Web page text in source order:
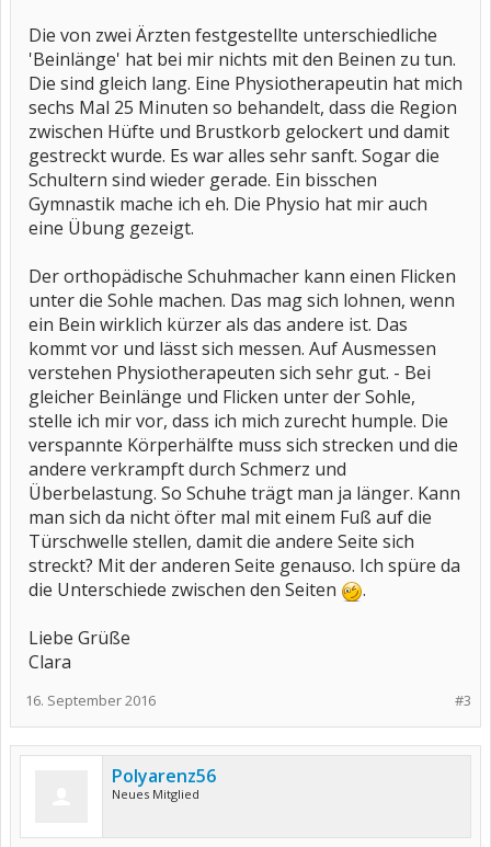
Die von zwei Ärzten festgestellte unterschiedliche
'Beinlänge' hat bei mir nichts mit den Beinen zu tun.
Die sind gleich lang. Eine Physiotherapeutin hat mich
sechs Mal 25 Minuten so behandelt, dass die Region
zwischen Hüfte und Brustkorb gelockert und damit
gestreckt wurde. Es war alles sehr sanft. Sogar die
Schultern sind wieder gerade. Ein bisschen
Gymnastik mache ich eh. Die Physio hat mir auch
eine Übung gezeigt.
Der orthopädische Schuhmacher kann einen Flicken
unter die Sohle machen. Das mag sich lohnen, wenn
ein Bein wirklich kürzer als das andere ist. Das
kommt vor und lässt sich messen. Auf Ausmessen
verstehen Physiotherapeuten sich sehr gut. - Bei
gleicher Beinlänge und Flicken unter der Sohle,
stelle ich mir vor, dass ich mich zurecht humple. Die
verspannte Körperhälfte muss sich strecken und die
andere verkrampft durch Schmerz und
Überbelastung. So Schuhe trägt man ja länger. Kann
man sich da nicht öfter mal mit einem Fuß auf die
Türschwelle stellen, damit die andere Seite sich
streckt? Mit der anderen Seite genauso. Ich spüre da
die Unterschiede zwischen den Seiten
.
Liebe Grüße
Clara
#3
16. September 2016
Polyarenz56
Neues Mitglied